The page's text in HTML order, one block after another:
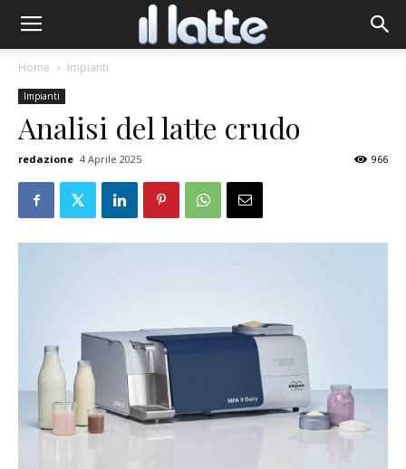
Home Impianti
Impianti
Analisi del latte crudo
redazione 4 Aprile 2025 966